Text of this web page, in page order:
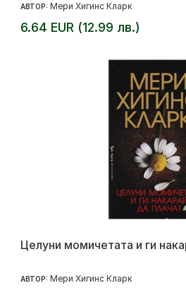
АВТОР: Мери Хигинс Кларк
6.64 EUR (12.99 лв.)
Целуни момичетата и ги
АВТОР: Мери Хигинс Кларк